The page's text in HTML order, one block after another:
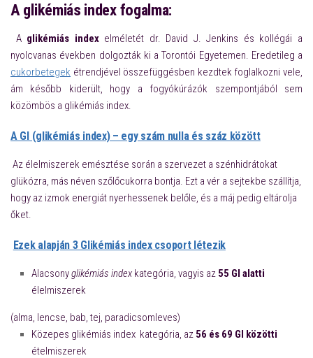
A glikémiás index fogalma:
A glikémiás indexelméletét dr. David J. Jenkins és kollégái a
nyolcvanas években dolgozták ki a Torontói Egyetemen. Eredetileg a
cukorbetegek étrendjével összefüggésben kezdtek foglalkozni vele,
ám később kiderült, hogy a fogyókúrázók szempontjából sem
közömbös a glikémiás index.
A GI (glikémiás index) – egy szám nulla és száz között
Az élelmiszerek emésztése során a szervezet a szénhidrátokat
glükózra, más néven szőlőcukorra bontja. Ezt a vér a sejtekbe szállítja,
hogy az izmok energiát nyerhessenek belőle, és a máj pedig eltárolja
őket.
Ezek alapján 3 Glikémiás index csoport létezik
Alacsonyglikémiás index kategória, vagyis az55 GI alatti
élelmiszerek
(alma, lencse, bab, tej, paradicsomleves)
Közepes glikémiás index kategória, az56 és 69 GI közötti
ételmiszerek